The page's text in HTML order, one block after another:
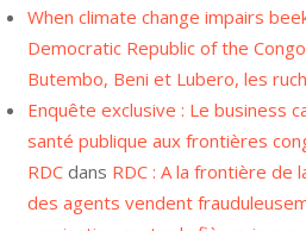
Democratic Republic of the
Butembo, Beni et Lubero, les
Enquête exclusive : Le business
santé publique aux frontières
RDCdansRDC : A la frontière de
des agents vendent
vaccination contre la fièvre jaune